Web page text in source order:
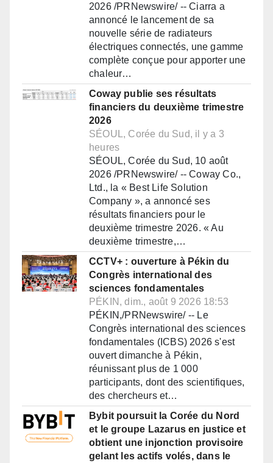
2026 /PRNewswire/ -- Ciarra a
annoncé le lancement de sa
nouvelle série de radiateurs
électriques connectés, une gamme
complète conçue pour apporter une
chaleur…
Coway publie ses résultats
financiers du deuxième trimestre
2026
SÉOUL, Corée du Sud, il y a 3
heures
SÉOUL, Corée du Sud, 10 août
2026 /PRNewswire/ -- Coway Co.,
Ltd., la « Best Life Solution
Company », a annoncé ses
résultats financiers pour le
deuxième trimestre 2026. « Au
deuxième trimestre,…
CCTV+ : ouverture à Pékin du
Congrès international des
sciences fondamentales
PÉKIN, dim., août 9 2026 18:53
PÉKIN,/PRNewswire/ -- Le
Congrès international des sciences
fondamentales (ICBS) 2026 s'est
ouvert dimanche à Pékin,
réunissant plus de 1 000
participants, dont des scientifiques,
des chercheurs et…
Bybit poursuit la Corée du Nord
et le groupe Lazarus en justice et
obtient une injonction provisoire
gelant les actifs volés, dans le